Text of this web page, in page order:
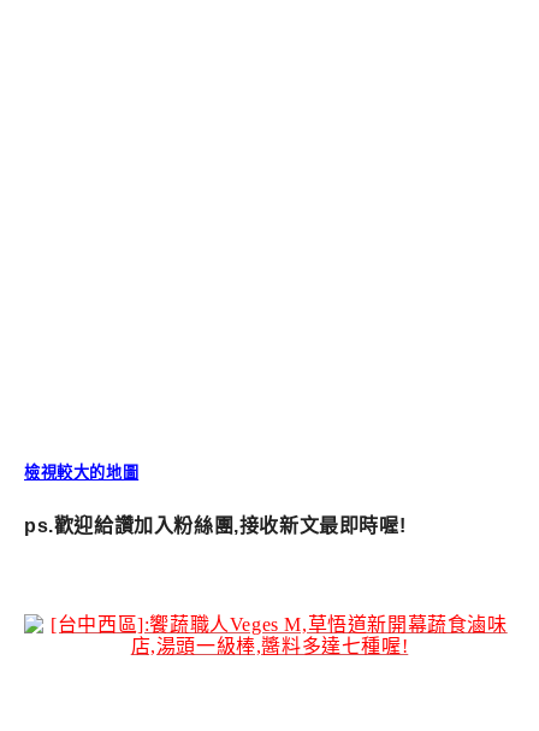
檢視較大的地圖
ps.歡迎給讚加入粉絲團,接收新文最即時喔!